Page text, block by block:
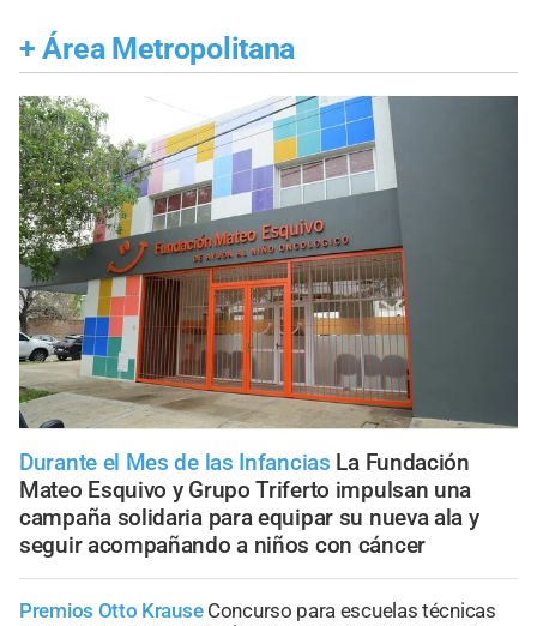
+ Área Metropolitana
Durante el Mes de las Infancias La Fundación
Mateo Esquivo y Grupo Triferto impulsan una
campaña solidaria para equipar su nueva ala y
seguir acompañando a niños con cáncer
Premios Otto Krause Concurso para escuelas técnicas